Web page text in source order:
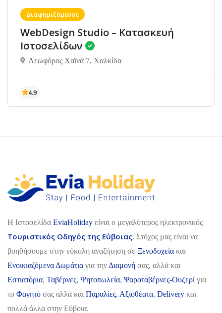
Διαφημιζόμενος
WebDesign Studio – Κατασκευή
Ιστοσελίδων
Λεωφόρος Χαϊνά 7, Χαλκίδα
H Ιστοσελίδα EviaHoliday είναι ο μεγαλύτερος ηλεκτρονικός
Τουριστικός Οδηγός της Εύβοιας. Στόχος μας είναι να
βοηθήσουμε στην εύκολη αναζήτηση σε Ξενοδοχεία και
Ενοικιαζόμενα Δωμάτια για την Διαμονή σας, αλλά και
Εστιατόρια, Ταβέρνες, Ψητοπωλεία, Ψαροταβέρνες-Ουζερί για
το Φαγητό σας αλλά και Παραλίες, Αξιοθέατα, Delivery και
πολλά άλλα στην Εύβοια.